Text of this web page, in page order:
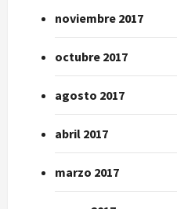
noviembre 2017
octubre 2017
agosto 2017
abril 2017
marzo 2017